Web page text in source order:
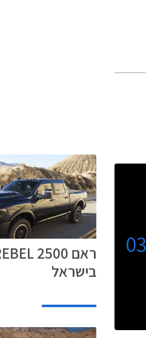
בישראל